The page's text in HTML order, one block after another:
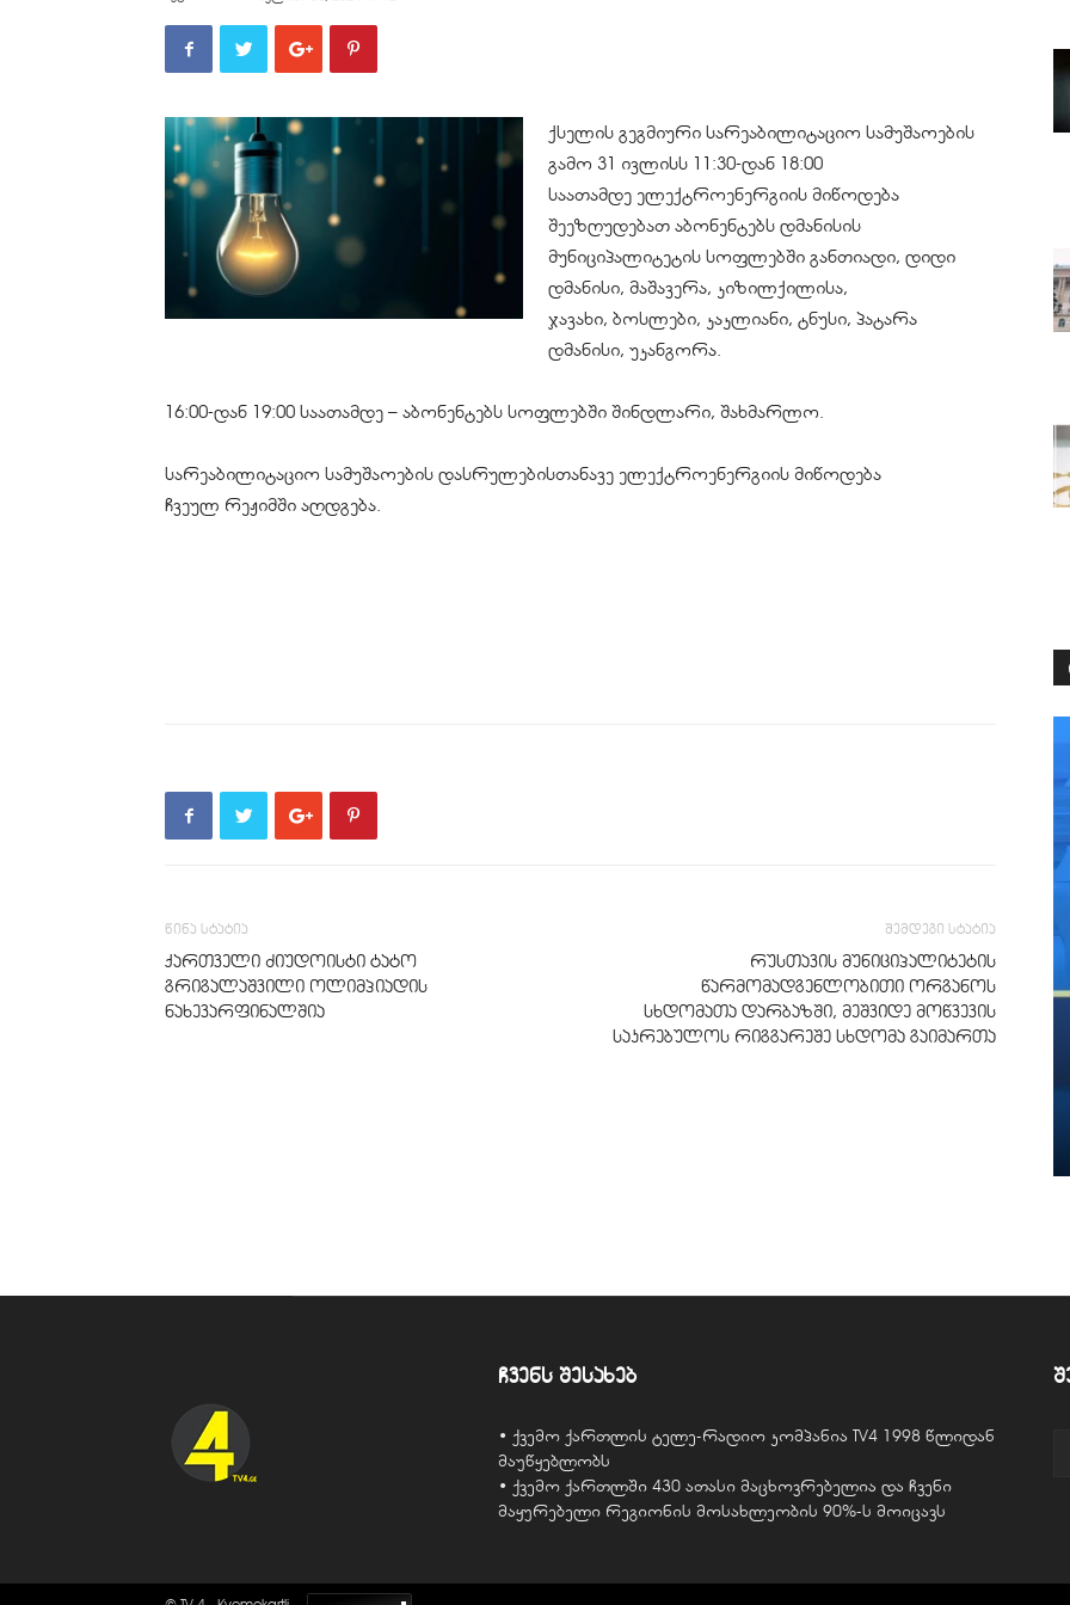
ქსელის გეგმიური სარეაბილიტაციო სამუშაოების
გამო 31 ივლისს 11:30-დან 18:00
საათამდე ელექტროენერგიის მიწოდება
შეეზღუდებათ აბონენტებს დმანისის
მუნიციპალიტეტის სოფლებში განთიადი, დიდი
დმანისი, მაშავერა, კიზილქილისა,
ჯავახი, ბოსლები, კაკლიანი, ტნუსი, პატარა
დმანისი, უკანგორა.
16:00-დან 19:00 საათამდე – აბონენტებს სოფლებში შინდლარი, შახმარლო.
სარეაბილიტაციო სამუშაოების დასრულებისთანავე ელექტროენერგიის მიწოდება
ჩვეულ რეჟიმში აღდგება.
წინა სტატია
ქართველი ძიუდოისტი ტატო
გრიგალაშვილი ოლიმპიადის
ნახევარფინალშია
შემდეგი სტატია
რუსთავის მუნიციპალიტეტის
წარმომადგენლობითი ორგანოს
სხდომათა დარბაზში, მეშვიდე მოწვევის
საკრებულოს რიგგარეშე სხდომა გაიმართა
ჩვენს შესახებ
• ქვემო ქართლის ტელე-რადიო კომპანია TV4 1998 წლიდან
მაუწყებლობს
• ქვემო ქართლში 430 ათასი მაცხოვრებელია და ჩვენი
მაყურებელი რეგიონის მოსახლეობის 90%-ს მოიცავს